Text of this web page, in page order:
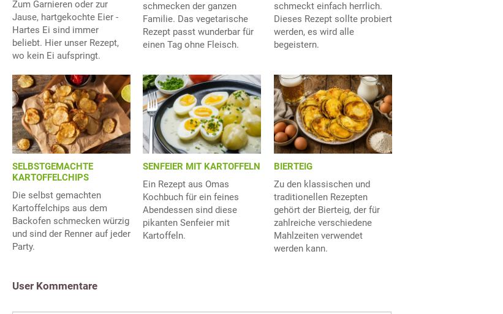
Zum Garnieren oder zur
Jause, hartgekochte Eier -
Hartes Ei sind immer
beliebt. Hier unser Rezept,
wo kein Ei aufspringt.
schmecken der ganzen
Familie. Das vegetarische
Rezept passt wunderbar für
einen Tag ohne Fleisch.
schmeckt einfach herrlich.
Dieses Rezept sollte probiert
werden, es wird alle
begeistern.
SELBSTGEMACHTE
KARTOFFELCHIPS
Die selbst gemachten
Kartoffelchips aus dem
Backofen schmecken würzig
und sind der Renner auf jeder
Party.
SENFEIER MIT KARTOFFELN
Ein Rezept aus Omas
Kochbuch für ein feines
Abendessen sind diese
pikanten Senfeier mit
Kartoffeln.
BIERTEIG
Zu den klassischen und
traditionellen Rezepten
gehört der Bierteig, der für
zahlreiche verschiedene
Mahlzeiten verwendet
werden kann.
User Kommentare